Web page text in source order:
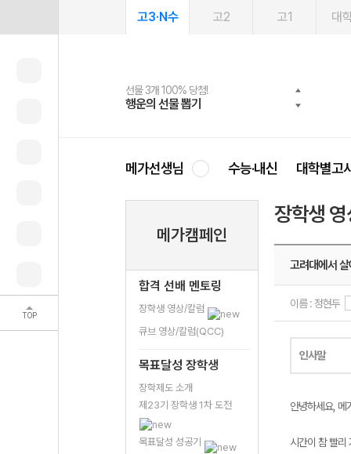
TOP
고3·N수 고2 고1 대
선물 3개 100% 당첨!
행운의 선물 뽑기
선물 100% 증정!
메가스터디 X 올리브
여름방학 스터디 캐시백
메가런 썸머스쿨
2027 러셀 단과
강사 공개선발
스마트러닝앱
설문 EVENT
메가패스
3일 무료 체험권
메가패스 수강생 무료혜택!
메가클럽 멤버십
사회공헌 캠페인
희망이룸 메가나눔
메가선생님 수능·내신 대학별고
메가캠페인
합격 선배 멘토링
장학생 영상/칼럼
큐브 영상/칼럼(QCC)
목표달성 장학생
장학제도 소개
제23기 장학생 1차 도전
목표달성 성공기
장학생
고려대에서
이름 : 정현두
인사말
안녕하세요, 메
시간이 참 빨리